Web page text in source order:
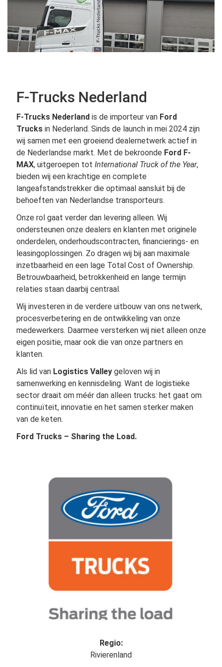
F-Trucks Nederland
F-Trucks Nederlandis de importeur van Ford
Trucksin Nederland. Sinds de launch in mei 2024 zijn
wij samen met een groeiend dealernetwerk actief in
de Nederlandse markt. Met de bekroonde Ford F-
MAX, uitgeroepen tot International Truck of the Year,
bieden wij een krachtige en complete
langeafstandstrekker die optimaal aansluit bij de
behoeften van Nederlandse transporteurs.
Onze rol gaat verder dan levering alleen. Wij
ondersteunen onze dealers en klanten met originele
onderdelen, onderhoudscontracten, financierings- en
leasingoplossingen. Zo dragen wij bij aan maximale
inzetbaarheid en een lage Total Cost of Ownership.
Betrouwbaarheid, betrokkenheid en lange termijn
relaties staan daarbij centraal.
Wij investeren in de verdere uitbouw van ons netwerk,
procesverbetering en de ontwikkeling van onze
medewerkers. Daarmee versterken wij niet alleen onze
eigen positie, maar ook die van onze partners en
klanten.
Als lid van Logistics Valleygeloven wij in
samenwerking en kennisdeling. Want de logistieke
sector draait om méér dan alleen trucks: het gaat om
continuïteit, innovatie en het samen sterker maken
van de keten.
Ford Trucks – Sharing the Load.
Regio:
Rivierenland